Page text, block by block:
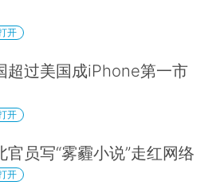
开
超过美国成iPhone第一市
开
官员写“雾霾小说”走红网络
开